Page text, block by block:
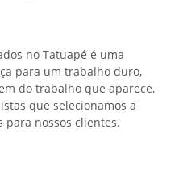
no Tatuapé é uma
para um trabalho duro,
do trabalho que aparece,
que selecionamos a
nossos clientes.